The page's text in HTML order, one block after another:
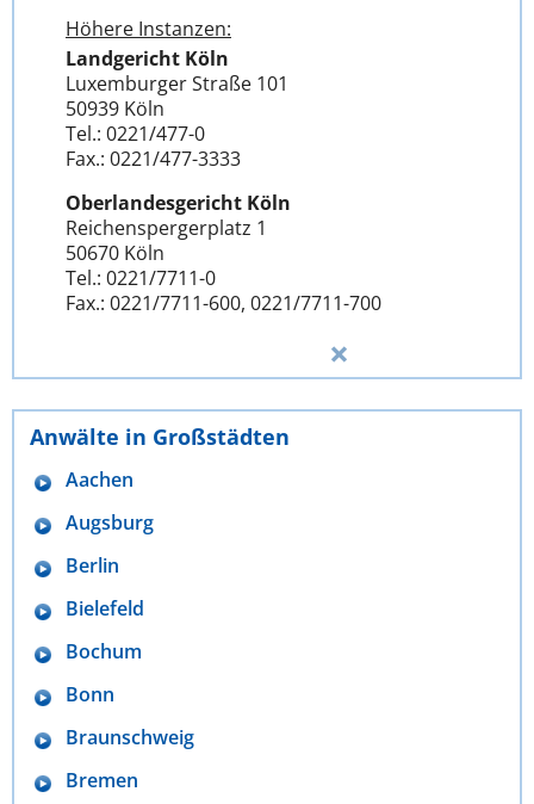
Höhere Instanzen:
Landgericht Köln
Luxemburger Straße 101
50939 Köln
Tel.: 0221/477-0
Fax.: 0221/477-3333
Oberlandesgericht Köln
Reichenspergerplatz 1
50670 Köln
Tel.: 0221/7711-0
Fax.: 0221/7711-600, 0221/7711-700
Anwälte in Großstädten
Aachen
Augsburg
Berlin
Bielefeld
Bochum
Bonn
Braunschweig
Bremen